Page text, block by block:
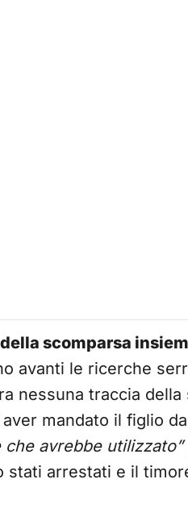
scomparsa
avanti le ricerche
nessuna traccia della
mandato il figlio
che avrebbe utilizzato”
stati arrestati e il